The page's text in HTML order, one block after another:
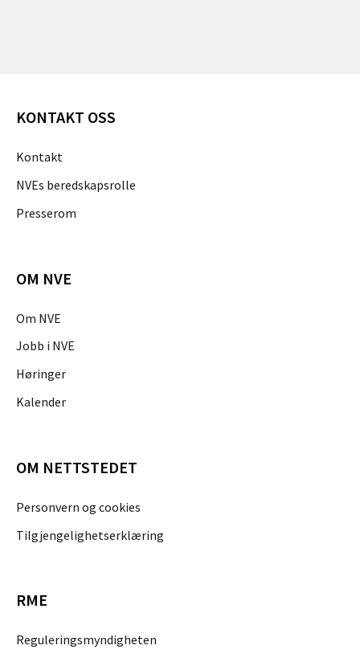
KONTAKT OSS
Kontakt
NVEs beredskapsrolle
Presserom
OM NVE
Om NVE
Jobb i NVE
Høringer
Kalender
OM NETTSTEDET
Personvern og cookies
Tilgjengelighetserklæring
RME
Reguleringsmyndigheten